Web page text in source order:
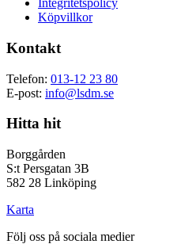
Integritetspolicy
Köpvillkor
Kontakt
Telefon: 013-12 23 80
E-post: info@lsdm.se
Hitta hit
Borggården
S:t Persgatan 3B
582 28 Linköping
Karta
Följ oss på sociala medier